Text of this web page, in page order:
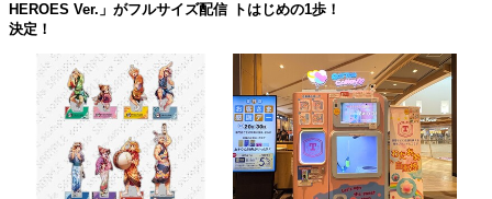
HEROES Ver.」がフルサイズ配信
決定！
トはじめの1歩！